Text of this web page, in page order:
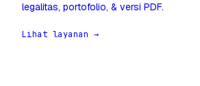
legalitas, portofolio, & versi PDF.
Lihat layanan →